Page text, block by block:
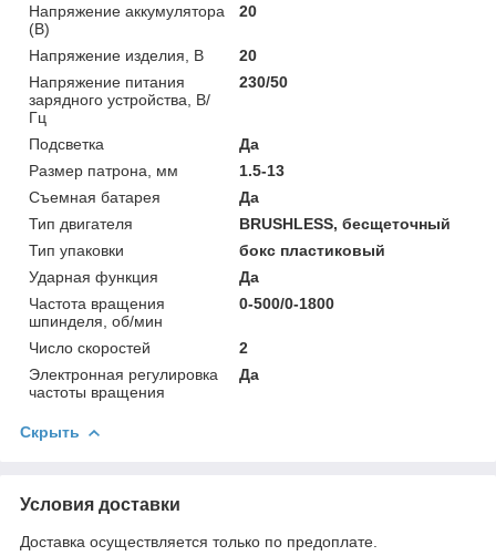
Напряжение аккумулятора
(В)
20
Напряжение изделия, В
20
Напряжение питания
зарядного устройства, В/
Гц
230/50
Подсветка
Да
Размер патрона, мм
1.5-13
Съемная батарея
Да
Тип двигателя
BRUSHLESS, бесщеточный
Тип упаковки
бокс пластиковый
Ударная функция
Да
Частота вращения
шпинделя, об/мин
0-500/0-1800
Число скоростей
2
Электронная регулировка
частоты вращения
Да
Скрыть
Условия доставки
Доставка осуществляется только по предоплате.